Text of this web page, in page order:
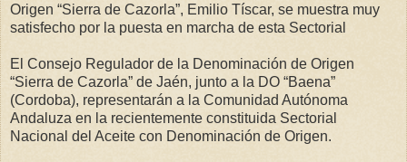
Origen “Sierra de Cazorla”, Emilio Tíscar, se muestra muy
satisfecho por la puesta en marcha de esta Sectorial
El Consejo Regulador de la Denominación de Origen
“Sierra de Cazorla” de Jaén, junto a la DO “Baena”
(Cordoba), representarán a la Comunidad Autónoma
Andaluza en la recientemente constituida Sectorial
Nacional del Aceite con Denominación de Origen.